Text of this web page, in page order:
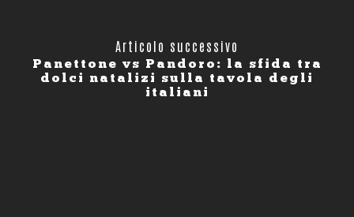
Articolo successivo
Panettone vs Pandoro: la sfida tra
dolci natalizi sulla tavola degli
italiani